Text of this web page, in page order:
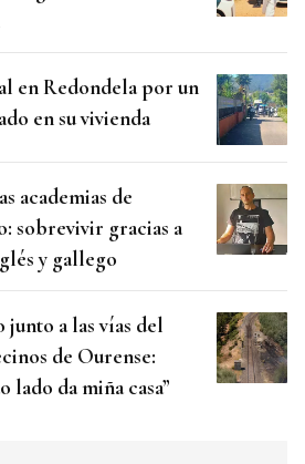
en Redondela por un
en su vivienda
academias de
sobrevivir gracias a
y gallego
a las vías del
de Ourense:
lado da miña casa”